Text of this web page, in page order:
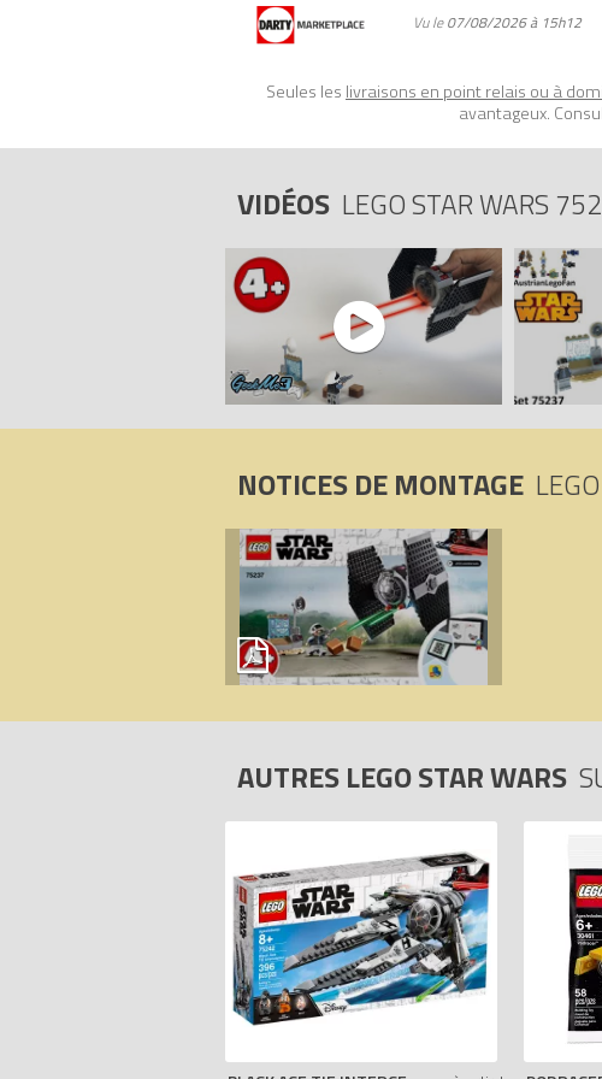
Vu le07/08/2026 à 15h12
Seules les livraisons en point relais ou à
avantageux.
VIDÉOS LEGO STAR WARS
NOTICES DE MONTAGE
AUTRES LEGO STAR WARS